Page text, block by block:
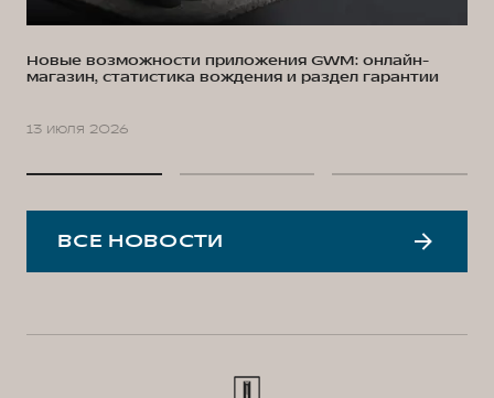
Новые возможности приложения GWM: онлайн-
магазин, статистика вождения и раздел гарантии
13 июля 2026
ВСЕ НОВОСТИ